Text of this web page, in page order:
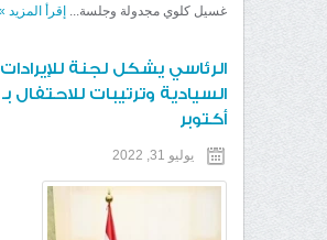
غسيل كلوي مجدولة وجلسة... إقرأ المزيد
الرئاسي يشكل لجنة للإيرادات
أكتوبر
يوليو 31, 2022